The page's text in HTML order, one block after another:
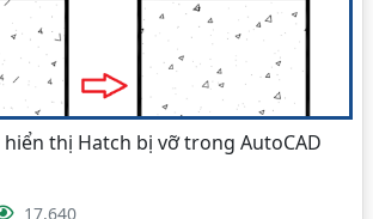
hiển thị Hatch bị vỡ trong AutoCAD
17,640